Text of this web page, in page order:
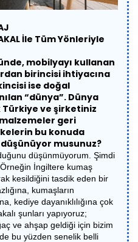
İle Tüm Yönleriyle
mobilyayı kullanan
birincisi ihtiyacına
ise doğal
“dünya”. Dünya
Türkiye ve şirketiniz
geri
bu konuda
musunuz?
düşünmüyorum. Şimdi
İngiltere kumaş
kesildiğini tasdik eden bir
kumaşların
kediye dayanıklılığına çok
şunları yapıyoruz;
ve ahşap geldiği için bizim
bu yüzden senelik belli